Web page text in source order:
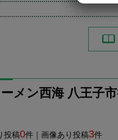
メン西海 八王子
投稿0件｜画像あり投稿3件